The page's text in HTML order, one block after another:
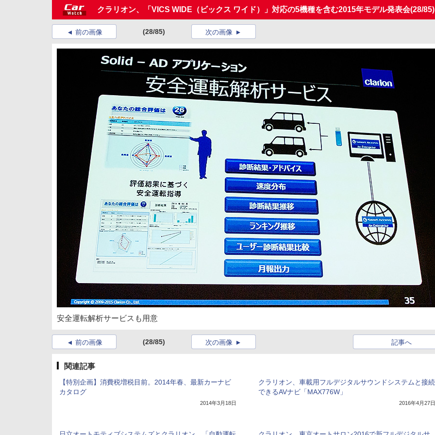
クラリオン、「VICS WIDE（ビックス ワイド）」対応の5機種を含む2015年モデル発表会(28/85)
前の画像 (28/85) 次の画像
安全運転解析サービスも用意
前の画像 (28/85) 記事へ
次の画像
関連記事
【特別企画】消費税増税目前。2014年春、最新カーナビ
カタログ
2014年3月18日
クラリオン、車載用フルデジタルサウンドシステムと接続
できるAVナビ「MAX776W」
2016年4月27日